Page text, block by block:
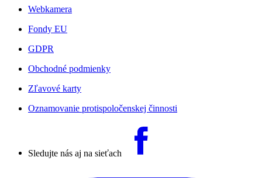
Webkamera
Fondy EU
GDPR
Obchodné podmienky
Zľavové karty
Oznamovanie protispoločenskej činnosti
Sledujte nás aj na sieťach